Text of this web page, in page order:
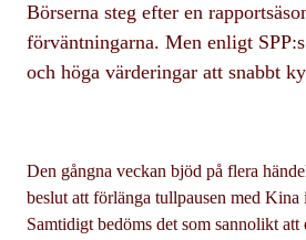
Börserna steg efter en
förväntningarna. Men enligt
och höga värderingar att snabbt
Den gångna veckan bjöd på flera
beslut att förlänga tullpausen med
Samtidigt bedöms det som sannolikt